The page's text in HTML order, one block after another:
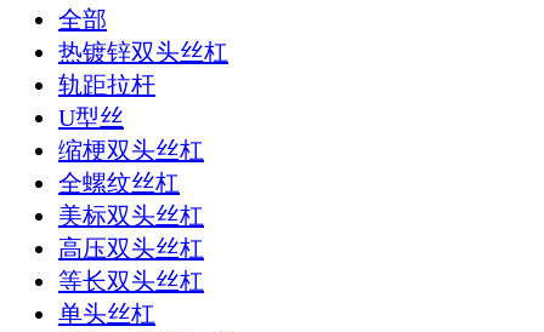
全部
热镀锌双头丝杠
轨距拉杆
U型丝
缩梗双头丝杠
全螺纹丝杠
美标双头丝杠
高压双头丝杠
等长双头丝杠
单头丝杠